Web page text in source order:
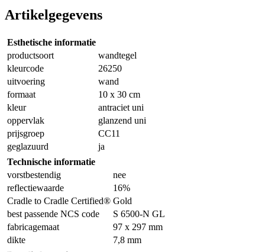
Artikelgegevens
Esthetische informatie
productsoort
wandtegel
kleurcode
26250
uitvoering
wand
formaat
10 x 30 cm
kleur
antraciet uni
oppervlak
glanzend uni
prijsgroep
CC11
geglazuurd
ja
Technische informatie
vorstbestendig
nee
reflectiewaarde
16%
Cradle to Cradle Certified® Gold
best passende NCS code
S 6500-N GL
fabricagemaat
97 x 297 mm
dikte
7,8 mm